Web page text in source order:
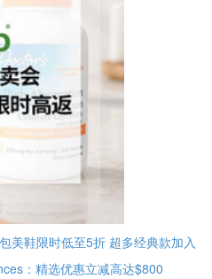
美鞋限时低至5折 超多经典款加入
：精选优惠立减高达$800